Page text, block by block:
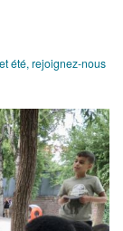
été, rejoignez-nous